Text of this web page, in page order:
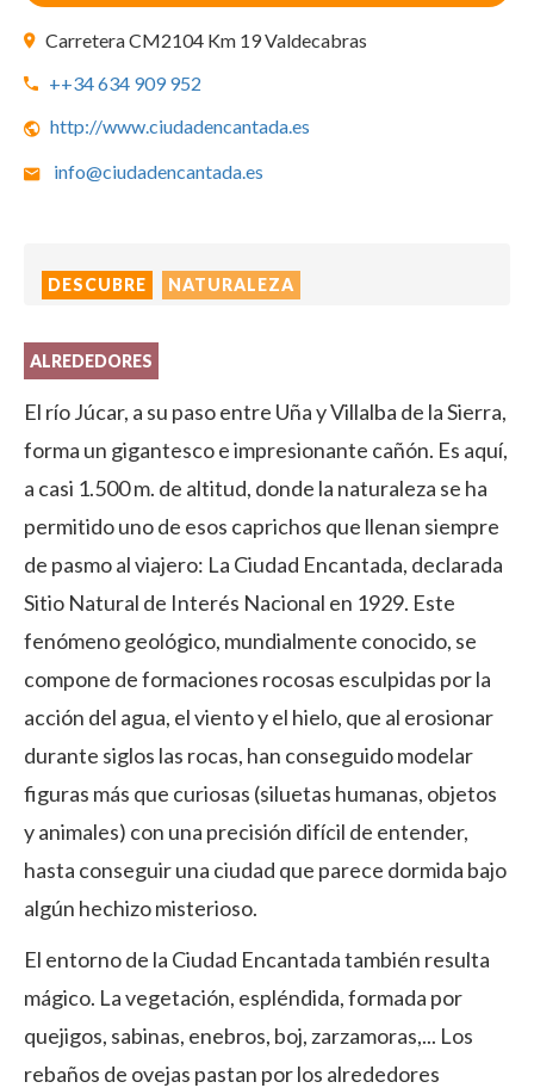
Carretera CM2104 Km 19 Valdecabras
++34 634 909 952
http://www.ciudadencantada.es
info@ciudadencantada.es
DESCUBRE NATURALEZA
ALREDEDORES
El río Júcar, a su paso entre Uña y Villalba de la Sierra,
forma un gigantesco e impresionante cañón. Es aquí,
a casi 1.500 m. de altitud, donde la naturaleza se ha
permitido uno de esos caprichos que llenan siempre
de pasmo al viajero: La Ciudad Encantada, declarada
Sitio Natural de Interés Nacional en 1929. Este
fenómeno geológico, mundialmente conocido, se
compone de formaciones rocosas esculpidas por la
acción del agua, el viento y el hielo, que al erosionar
durante siglos las rocas, han conseguido modelar
figuras más que curiosas (siluetas humanas, objetos
y animales) con una precisión difícil de entender,
hasta conseguir una ciudad que parece dormida bajo
algún hechizo misterioso.
El entorno de la Ciudad Encantada también resulta
mágico. La vegetación, espléndida, formada por
quejigos, sabinas, enebros, boj, zarzamoras,... Los
rebaños de ovejas pastan por los alrededores